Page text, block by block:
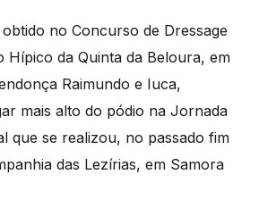
no Concurso de Dressage
Hípico da Quinta da Beloura, em
Raimundo e Iuca,
mais alto do pódio na Jornada
que se realizou, no passado fim
das Lezírias, em Samora